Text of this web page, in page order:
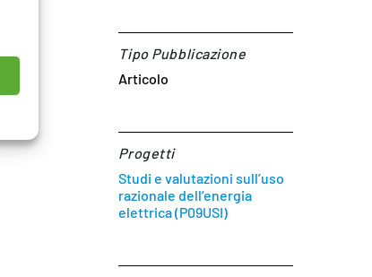
Tipo Pubblicazione
Articolo
Progetti
Studi e valutazioni sull’uso
razionale dell’energia
elettrica (P09USI)